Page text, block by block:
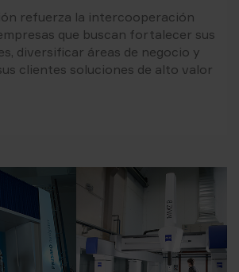
refuerza la intercooperación
que buscan fortalecer sus
diversificar áreas de negocio y
clientes soluciones de alto valor